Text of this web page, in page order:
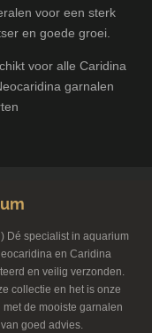
voor een sterk
en goede groei.
voor alle Caridina
garnalen
Dé specialist in aquarium
en Caridina
en veilig verzonden.
collectie en het is onze
de mooiste garnalen
goed advies.